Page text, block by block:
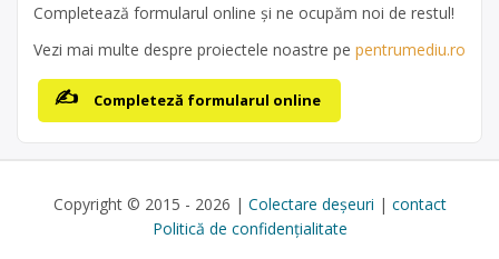
Completează formularul online și ne ocupăm noi de restul!
Vezi mai multe despre proiectele noastre pe pentrumediu.ro
Completeză formularul online
Copyright © 2015 - 2026 | Colectare deșeuri | contact
Politică de confidențialitate